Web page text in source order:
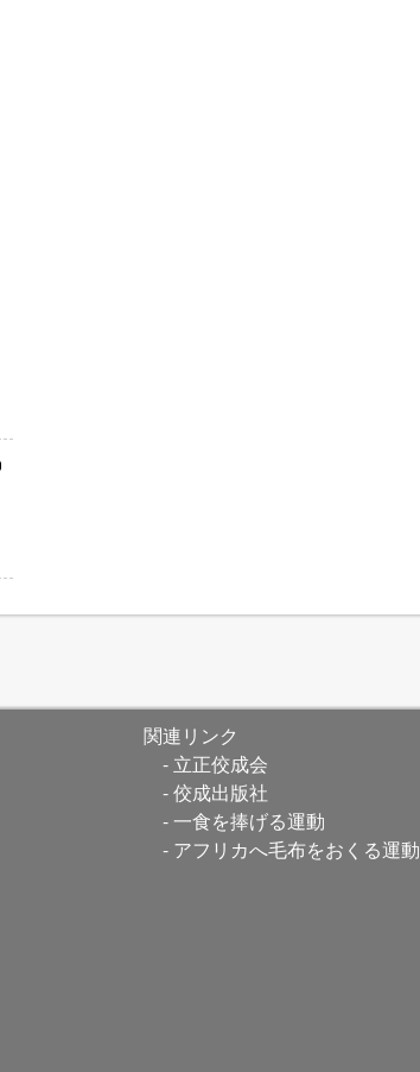
関連リンク
立正佼成会
佼成出版社
一食を捧げる運動
アフリカへ毛布をおくる運動